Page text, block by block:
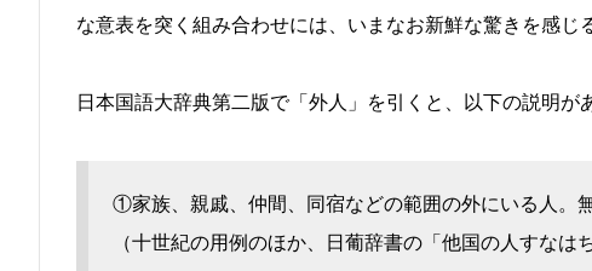
な意表を突く組み合わせには、いまなお新鮮な驚きを感じ
日本国語大辞典第二版で「外人」を引くと、以下の説明が
①家族、親戚、仲間、同宿などの範囲の外にいる人。
（十世紀の用例のほか、日葡辞書の「他国の人すなは